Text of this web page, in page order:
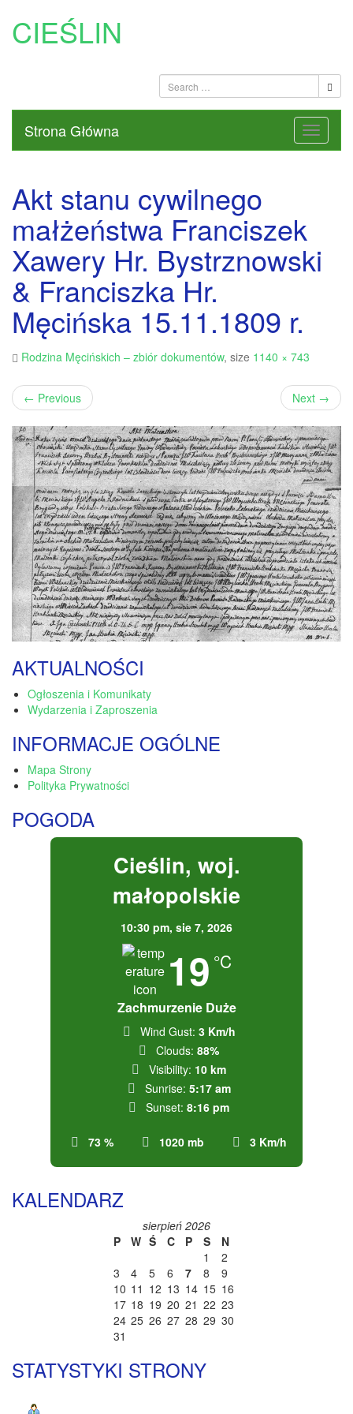
CIEŚLIN
Strona Główna
Akt stanu cywilnego
małżeństwa Franciszek
Xawery Hr. Bystrznowski
& Franciszka Hr.
Męcińska 15.11.1809 r.
Rodzina Męcińskich – zbiór dokumentów, size 1140 × 743
← Previous Next →
AKTUALNOŚCI
Ogłoszenia i Komunikaty
Wydarzenia i Zaproszenia
INFORMACJE OGÓLNE
Mapa Strony
Polityka Prywatności
POGODA
Cieślin, woj.
małopolskie
10:30 pm, sie 7, 2026
19 °C
Zachmurzenie Duże
73 % 1020 mb 3 Km/h
Wind Gust: 3 Km/h
Clouds: 88%
Visibility: 10 km
Sunrise: 5:17 am
Sunset: 8:16 pm
KALENDARZ
sierpień 2026
P
W Ś C P S
N
1
2
3
4 5 6 7 8
9
10 11 12 13 14 15 16
17 18 19 20 21 22 23
24 25 26 27 28 29 30
31
STATYSTYKI STRONY